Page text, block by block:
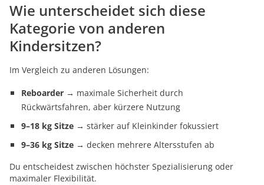
Wie unterscheidet sich diese
Kategorie von anderen
Kindersitzen?
Im Vergleich zu anderen Lösungen:
Reboarder → maximale Sicherheit durch
Rückwärtsfahren, aber kürzere Nutzung
9–18 kg Sitze → stärker auf Kleinkinder fokussiert
9–36 kg Sitze → decken mehrere Altersstufen ab
Du entscheidest zwischen höchster Spezialisierung oder
maximaler Flexibilität.